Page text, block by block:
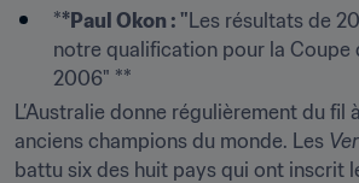
**Paul Okon : " Les résultats de
notre qualification pour la Coupe
2006" **
L’Australie donne régulièrement du fil
anciens champions du monde. Les
battu six des huit pays qui ont inscrit